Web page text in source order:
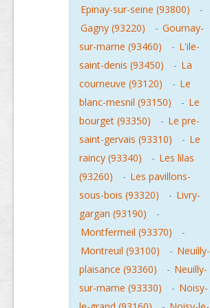
Epinay-sur-seine (93800)
-
Gagny (93220)
- Gournay-
sur-marne (93460)
- L'ile-
saint-denis (93450)
- La
courneuve (93120)
- Le
blanc-mesnil (93150)
- Le
bourget (93350)
- Le pre-
saint-gervais (93310)
- Le
raincy (93340)
- Les lilas
(93260)
- Les pavillons-
sous-bois (93320)
- Livry-
gargan (93190)
-
Montfermeil (93370)
-
Montreuil (93100)
- Neuilly-
plaisance (93360)
- Neuilly-
sur-marne (93330)
- Noisy-